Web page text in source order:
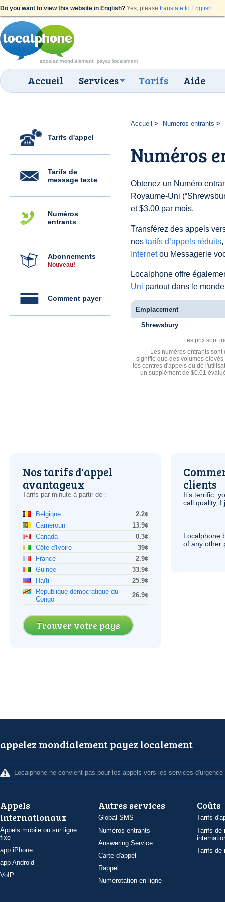
Do you want to view this website in English? Yes, please translate to English.
Accueil Services Tarifs Aide
Tarifs d'appel
Tarifs de
message texte
Numéros
entrants
Abonnements
Nouveau!
Comment payer
Accueil Numéros entrants
Numéros
Obtenez un Numéro
Royaume-Uni
et $3.00 par mois.
Transférez des appels
nos tarifs d’appels réduits
Internetou Messagerie
Localphone offre
Uni partout dans le
Emplacement
Shrewsbury
Les prix sont
Les numéros entrants
signifie que des volumes
les centres d'appels ou de
un supplément de $0.01
Nos tarifs d'appel
avantageux
Tarifs par minute à partir de :
Belgique
2.2¢
Cameroun
13.9¢
Canada
0.3¢
Côte d'Ivoire
39¢
France
2.9¢
Guinée
33.9¢
Haïti
25.9¢
République démocratique du
Congo
26.9¢
Trouver votre pays
clients
It’s terrific,
call quality, I
Localphone
of any other
appelez mondialement payez localement
Localphone ne convient pas pour les appels vers les services d'urgence
Appels
internationaux
Appels mobile ou sur ligne
fixe
app iPhone
app Android
VoIP
Autres services
Global SMS
Numéros entrants
Answering Service
Carte d'appel
Rappel
Numérotation en ligne
Coûts
Tarifs
Tarifs de
Tarifs de